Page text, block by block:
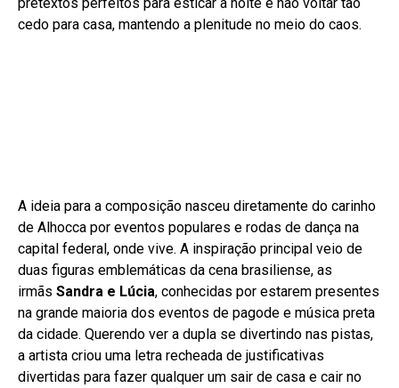
cedo para casa, mantendo a plenitude no meio do caos.
A ideia para a composição nasceu diretamente do carinho
de Alhocca por eventos populares e rodas de dança na
capital federal, onde vive. A inspiração principal veio de
duas figuras emblemáticas da cena brasiliense, as
irmãs Sandra e Lúcia, conhecidas por estarem presentes
na grande maioria dos eventos de pagode e música preta
da cidade. Querendo ver a dupla se divertindo nas pistas,
a artista criou uma letra recheada de justificativas
divertidas para fazer qualquer um sair de casa e cair no